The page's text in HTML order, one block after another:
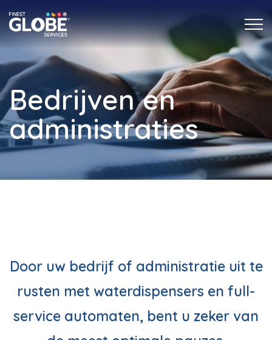
Bedrijven en
administraties
Door uw bedrijf of administratie uit te
rusten met waterdispensers en full-
service automaten, bent u zeker van